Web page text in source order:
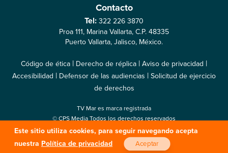
Este sitio utiliza cookies, para seguir navegando acepta
nuestra Política de privacidad Aceptar
Contacto
Tel:322 226 3870
Proa 111, Marina Vallarta, C.P. 48335
Puerto Vallarta, Jalisco, México.
Código de ética | Derecho de réplica |Aviso de privacidad |
Accesibilidad | Defensor de las audiencias |Solicitud de ejercicio
de derechos
TV Mar es marca registrada
© CPS Media Todos los derechos reservados
© Compañía Periodística Sudcaliforniana S.A. de C.V. 2022